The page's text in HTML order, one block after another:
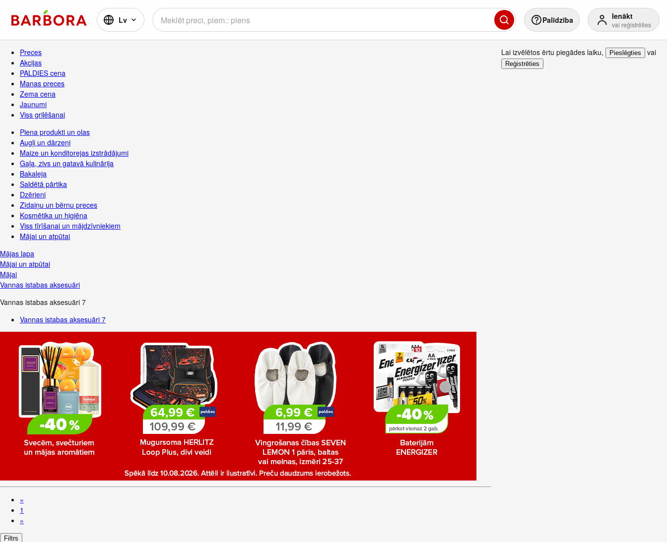
Lv Palīdzība Ienākt
vai reģistrēties
Preces
Akcijas
PALDIES cena
Manas preces
Zema cena
Jaunumi
Viss grilēšanai
Piena produkti un olas
Augļi un dārzeņi
Maize un konditorejas izstrādājumi
Gaļa, zivs un gatavā kulinārija
Bakaleja
Saldētā pārtika
Dzērieni
Zīdaiņu un bērnu preces
Kosmētika un higiēna
Viss tīrīšanai un mājdzīvniekiem
Mājai un atpūtai
Mājas lapa
Mājai un atpūtai
Mājai
Vannas istabas aksesuāri
Lai izvēlētos ērtu piegādes laiku, Pieslēgties vai
Reģistrēties
Vannas istabas aksesuāri 7
Vannas istabas aksesuāri 7
«
1
»
Filtrs